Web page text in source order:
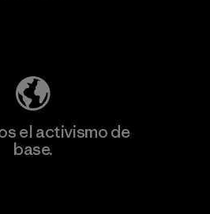
el activismo de
base.